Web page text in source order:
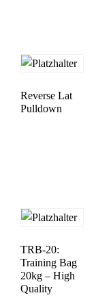
Reverse Lat
Pulldown
TRB-20:
Training Bag
20kg – High
Quality